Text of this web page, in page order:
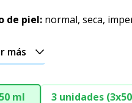
de piel: normal, seca,
más
50 ml 3 unidades